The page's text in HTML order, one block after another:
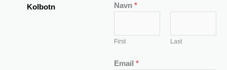
Kolbotn
Navn *
First Last
Email *